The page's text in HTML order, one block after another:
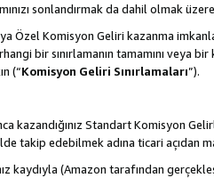
sonlandırmak da dahil olmak
Özel Komisyon Geliri kazanma
bir sınırlamanın tamamını veya
(“Komisyon Geliri Sınırlamaları”).
kazandığınız Standart Komisyon
takip edebilmek adına ticari açıdan
kaydıyla (Amazon tarafından